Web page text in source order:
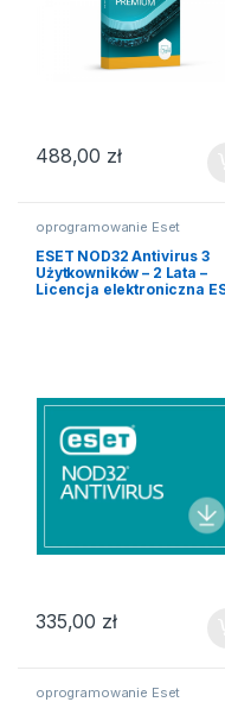
488,00 zł
oprogramowanie Eset
ESET NOD32 Antivirus 3
Użytkowników – 2 Lata –
Licencja elektroniczna
335,00 zł
oprogramowanie Eset